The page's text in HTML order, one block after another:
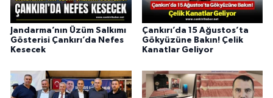
Jandarma’nın Üzüm Salkımı
Gösterisi Çankırı’da Nefes
Kesecek
Çankırı’da 15 Ağustos’ta
Gökyüzüne Bakın! Çelik
Kanatlar Geliyor